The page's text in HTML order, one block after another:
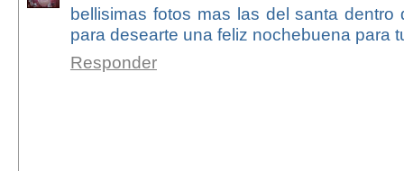
bellisimas fotos mas las del santa dentro
para desearte una feliz nochebuena para
Responder